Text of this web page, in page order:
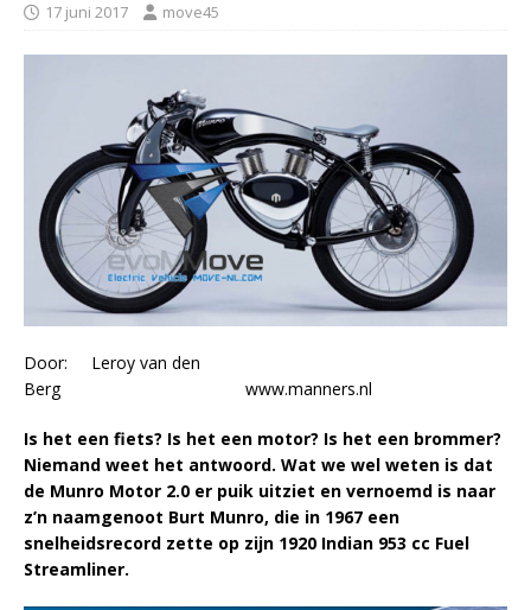
17 juni 2017 move45
Door: Leroy van den
Berg www.manners.nl
Is het een fiets? Is het een motor? Is het een brommer?
Niemand weet het antwoord. Wat we wel weten is dat
de Munro Motor 2.0 er puik uitziet en vernoemd is naar
z’n naamgenoot Burt Munro, die in 1967 een
snelheidsrecord zette op zijn 1920 Indian 953 cc Fuel
Streamliner.